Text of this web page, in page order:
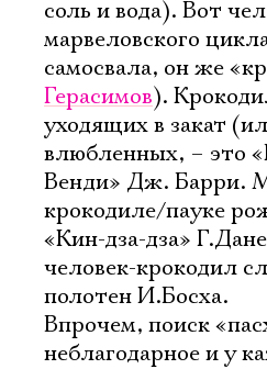
соль и вода). Вот
марвеловского
самосвала, он же
Герасимов).
уходящих в закат
влюбленных, – это
Венди» Дж. Барри.
крокодиле/пауке
«Кин-дза-дза»
человек-крокодил
полотен И.Босха.
Впрочем, поиск
неблагодарное и у